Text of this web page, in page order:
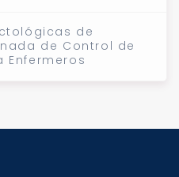
de
de Control de
Enfermeros